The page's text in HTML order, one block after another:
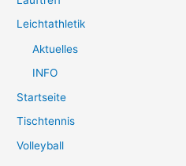
Leichtathletik
Aktuelles
INFO
Startseite
Tischtennis
Volleyball